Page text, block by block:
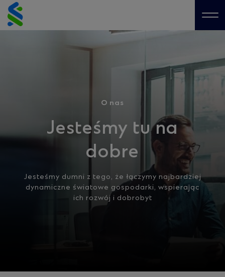
Skip
to
content
O nas
Jesteśmy tu na
dobre
Jesteśmy dumni z tego, że łączymy najbardziej
dynamiczne światowe gospodarki, wspierając
ich rozwój i dobrobyt